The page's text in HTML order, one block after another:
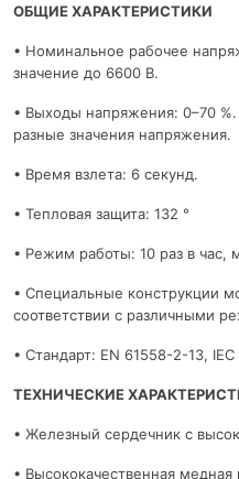
ОБЩИЕ ХАРАКТЕРИСТИКИ
• Номинальное рабочее
значение до 6600 В.
• Выходы напряжения: 0–70
разные значения напряжения.
• Время взлета: 6 секунд.
• Тепловая защита: 132 °
• Режим работы: 10 раз в час,
• Специальные конструкции
соответствии с различными
• Стандарт: EN 61558-2-13,
ТЕХНИЧЕСКИЕ
• Железный сердечник с
• Высококачественная